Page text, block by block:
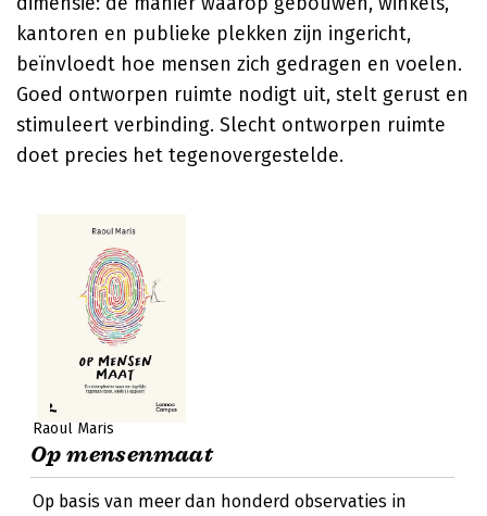
kantoren en publieke plekken zijn ingericht,
beïnvloedt hoe mensen zich gedragen en voelen.
Goed ontworpen ruimte nodigt uit, stelt gerust en
stimuleert verbinding. Slecht ontworpen ruimte
doet precies het tegenovergestelde.
Raoul Maris
Op mensenmaat
Op basis van meer dan honderd observaties in